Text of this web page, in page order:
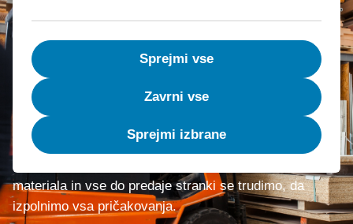
Sprejmi vse
Zavrni vse
Sprejmi izbrane
Zaupanja vredni že več kot 75 let
materiala in vse do predaje stranki se trudimo, da
izpolnimo vsa pričakovanja.